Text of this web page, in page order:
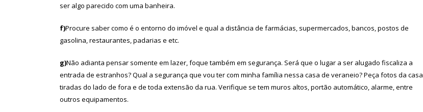
ser algo parecido com uma banheira.
f)Procure saber como é o entorno do imóvel e qual a distância de farmácias, supermercados, bancos, postos de
gasolina, restaurantes, padarias e etc.
g)Não adianta pensar somente em lazer, foque também em segurança. Será que o lugar a ser alugado fiscaliza a
entrada de estranhos? Qual a segurança que vou ter com minha família nessa casa de veraneio? Peça fotos da casa
tiradas do lado de fora e de toda extensão da rua. Verifique se tem muros altos, portão automático, alarme, entre
outros equipamentos.